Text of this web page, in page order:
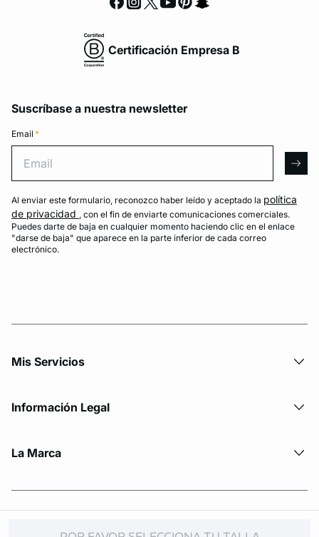
Certificación Empresa B
Suscríbase a nuestra newsletter
Email *
Al enviar este formulario, reconozco haber leído y aceptado la política
de privacidad , con el fin de enviarte comunicaciones comerciales.
Puedes darte de baja en cualquier momento haciendo clic en el enlace
"darse de baja" que aparece en la parte inferior de cada correo
electrónico.
Mis Servicios
Información Legal
La Marca